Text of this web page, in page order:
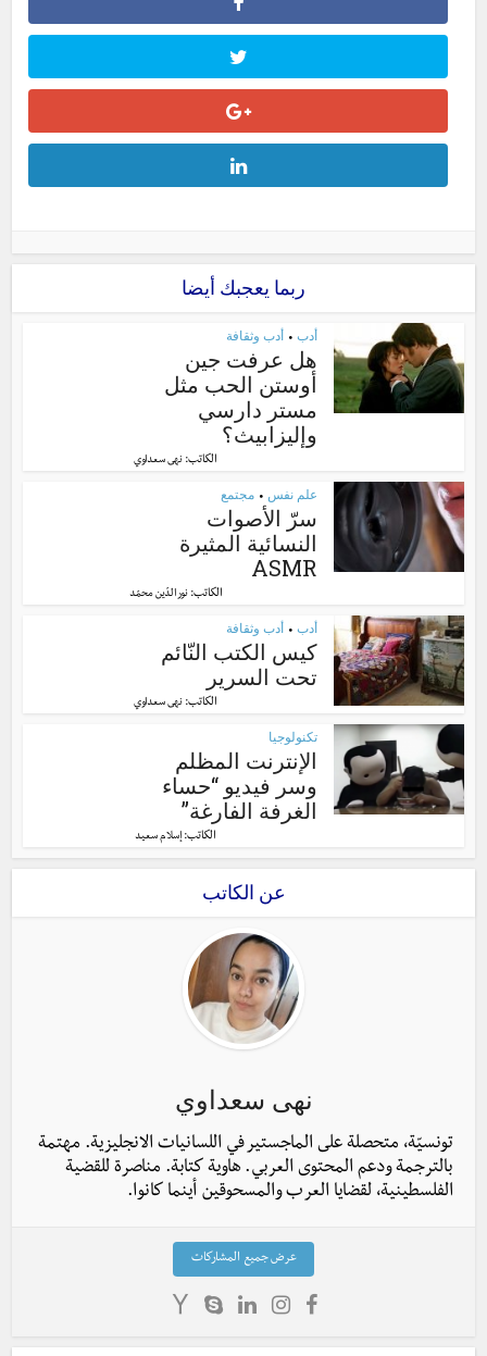
ربما يعجبك أيضا
أدب • أدب وثقافة
هل عرفت جين
أوستن الحب مثل
مستر دارسي
وإليزابيث؟
الكاتب: نهى سعداوي
علم نفس • مجتمع
سرّ الأصوات
النسائية المثيرة
ASMR
الكاتب:نور الدّين محمّد
أدب • أدب وثقافة
كيس الكتب النّائم
تحت السرير
الكاتب: نهى سعداوي
تكنولوجيا
الإنترنت المظلم
وسر فيديو “حساء
الغرفة الفارغة”
الكاتب: إسلام سعيد
عن الكاتب
نهى سعداوي
تونسيّة، متحصلة على الماجستير في اللسانيات الانجليزية. مهتمة
بالترجمة ودعم المحتوى العربي. هاوية كتابة. مناصرة للقضية
الفلسطينية، لقضايا العرب والمسحوقين أينما كانوا.
عرض جميع المشاركات